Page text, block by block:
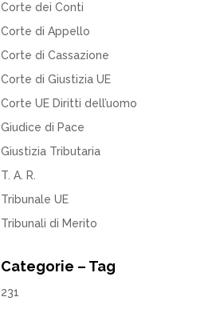
Corte dei Conti
Corte di Appello
Corte di Cassazione
Corte di Giustizia UE
Corte UE Diritti dell’uomo
Giudice di Pace
Giustizia Tributaria
T. A. R.
Tribunale UE
Tribunali di Merito
Categorie – Tag
231